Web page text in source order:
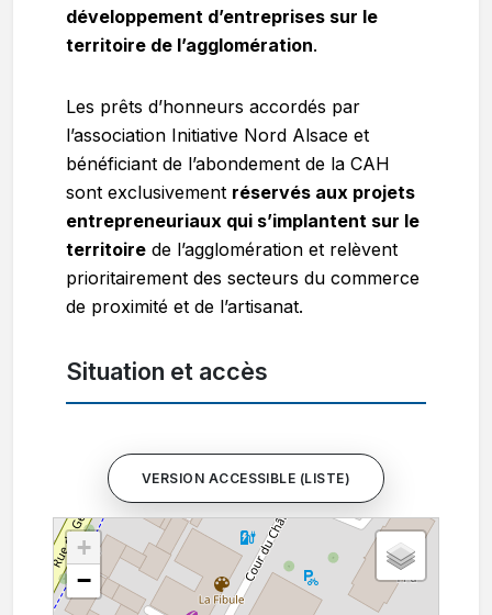
développement d’entreprises sur le
territoire de l’agglomération.
Les prêts d’honneurs accordés par
l’association Initiative Nord Alsace et
bénéficiant de l’abondement de la CAH
sont exclusivement réservés aux projets
entrepreneuriaux qui s’implantent sur le
territoire de l’agglomération et relèvent
prioritairement des secteurs du commerce
de proximité et de l’artisanat.
Situation et accès
VERSION ACCESSIBLE (LISTE)
+
−